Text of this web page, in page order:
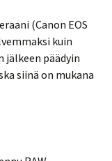
(Canon EOS
kuin
jälkeen päädyin
siinä on mukana